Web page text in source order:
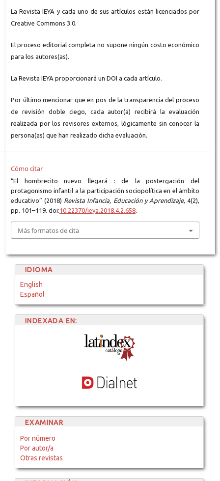
La Revista IEYA y cada uno de sus artículos están licenciados por
Creative Commons 3.0.
El proceso editorial completa no supone ningún costo económico
para los autores(as).
La Revista IEYA proporcionará un DOI a cada artículo.
Por último mencionar que en pos de la transparencia del proceso
de revisión doble ciego, cada autor(a) recibirá la evaluación
realizada por los revisores externos, lógicamente sin conocer la
persona(as) que han realizado dicha evaluación.
Cómo citar
“El hombrecito nuevo llegará : de la postergación del
protagonismo infantil a la participación sociopolítica en el ámbito
educativo” (2018) Revista Infancia, Educación y Aprendizaje, 4(2),
pp. 101–119. doi:10.22370/ieya.2018.4.2.658.
Más formatos de cita
IDIOMA
English
Español
INDEXADA EN:
EXAMINAR
Por número
Por autor/a
Otras revistas